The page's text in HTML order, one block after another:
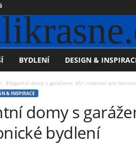
BYDLENÍ DESIGN &
Elegantní domy s garážemi: 45+ inspirací pro
& INSPIRACE
domy s
bydlení